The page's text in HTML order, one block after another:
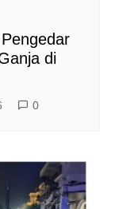
di
0